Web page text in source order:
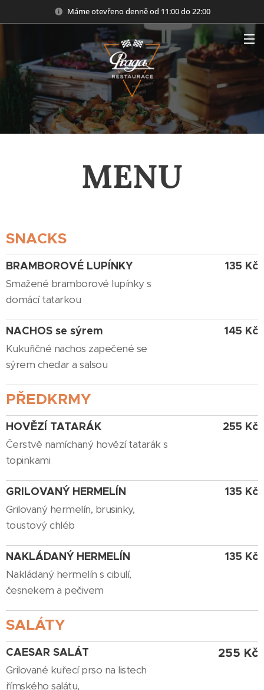
Máme otevřeno denně od 11:00 do 22:00
.
MENU
SNACKS
BRAMBOROVÉ LUPÍNKY
Smažené bramborové lupínky s
domácí tatarkou
135 Kč
NACHOS se sýrem
Kukuřičné nachos zapečené se
sýrem chedar a salsou
145 Kč
PŘEDKRMY
HOVĚZÍ TATARÁK
Čerstvě namíchaný hovězí tatarák s
topinkami
255 Kč
GRILOVANÝ HERMELÍN
Grilovaný hermelín, brusinky,
toustový chléb
135 Kč
NAKLÁDANÝ HERMELÍN
Nakládaný hermelín s cibulí,
česnekem a pečivem
135 Kč
SALÁTY
CAESAR SALÁT
Grilované kuřecí prso na listech
římského salátu,
255 Kč